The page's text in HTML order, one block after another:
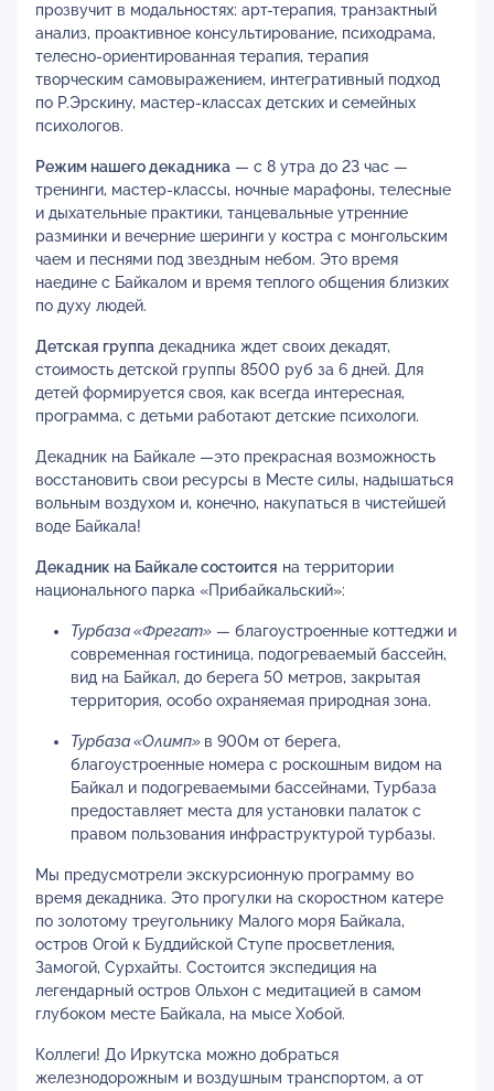
прозвучит в модальностях: арт-терапия, транзактный
анализ, проактивное консультирование, психодрама,
телесно-ориентированная терапия, терапия
творческим самовыражением, интегративный подход
по Р.Эрскину, мастер-классах детских и семейных
психологов.
Режим нашего декадника — с 8 утра до 23 час —
тренинги, мастер-классы, ночные марафоны, телесные
и дыхательные практики, танцевальные утренние
разминки и вечерние шеринги у костра с монгольским
чаем и песнями под звездным небом. Это время
наедине с Байкалом и время теплого общения близких
по духу людей.
Детская группа декадника ждет своих декадят,
стоимость детской группы 8500 руб за 6 дней. Для
детей формируется своя, как всегда интересная,
программа, с детьми работают детские психологи.
Декадник на Байкале —это прекрасная возможность
восстановить свои ресурсы в Месте силы, надышаться
вольным воздухом и, конечно, накупаться в чистейшей
воде Байкала!
Декадник на Байкале состоится на территории
национального парка «Прибайкальский»:
Турбаза «Фрегат» — благоустроенные коттеджи и
современная гостиница, подогреваемый бассейн,
вид на Байкал, до берега 50 метров, закрытая
территория, особо охраняемая природная зона.
Турбаза «Олимп» в 900м от берега,
благоустроенные номера с роскошным видом на
Байкал и подогреваемыми бассейнами, Турбаза
предоставляет места для установки палаток с
правом пользования инфраструктурой турбазы.
Мы предусмотрели экскурсионную программу во
время декадника. Это прогулки на скоростном катере
по золотому треугольнику Малого моря Байкала,
остров Огой к Буддийской Ступе просветления,
Замогой, Сурхайты. Состоится экспедиция на
легендарный остров Ольхон с медитацией в самом
глубоком месте Байкала, на мысе Хобой.
Коллеги! До Иркутска можно добраться
железнодорожным и воздушным транспортом, а от